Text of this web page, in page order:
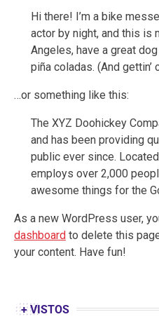
Hi there! I’m a bike
actor by night, and this is
Angeles, have a great
piña coladas. (And gettin’
…or something like this:
The XYZ Doohickey
and has been providing
public ever since.
employs over 2,000
awesome things for the
As a new WordPress user,
dashboard to delete this
your content. Have fun!
+ VISTOS